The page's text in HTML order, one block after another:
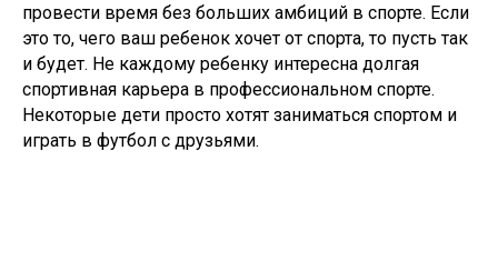
провести время без больших амбиций в спорте. Если
это то, чего ваш ребенок хочет от спорта, то пусть так
и будет. Не каждому ребенку интересна долгая
спортивная карьера в профессиональном спорте.
Некоторые дети просто хотят заниматься спортом и
играть в футбол с друзьями.